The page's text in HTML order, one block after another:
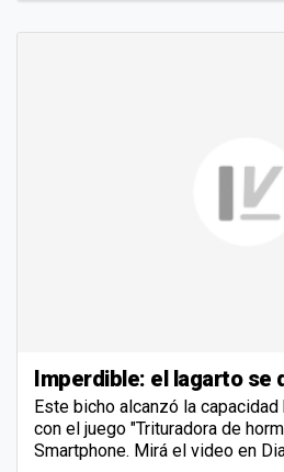
Imperdible: el lagarto se
Este bicho alcanzó la
con el juego "Trituradora de
Smartphone. Mirá el video en